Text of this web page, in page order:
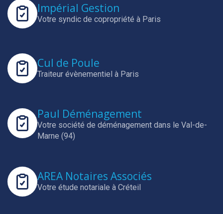
Impérial Gestion
Votre syndic de copropriété à Paris
Cul de Poule
Traiteur évènementiel à Paris
Paul Déménagement
Votre société de déménagement dans le Val-de-
Marne (94)
AREA Notaires Associés
Votre étude notariale à Créteil